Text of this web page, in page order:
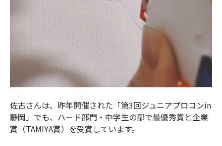
佐古さんは、昨年開催された「第3回ジュニアプロコンin
静岡」でも、ハード部門・中学生の部で最優秀賞と企業
賞（TAMIYA賞）を受賞しています。